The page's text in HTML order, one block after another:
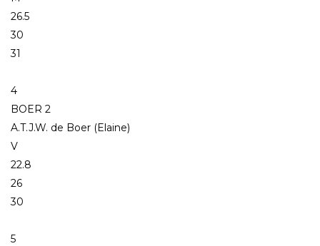
26.5
30
31
4
BOER 2
A.T.J.W. de Boer (Elaine)
V
22.8
26
30
5